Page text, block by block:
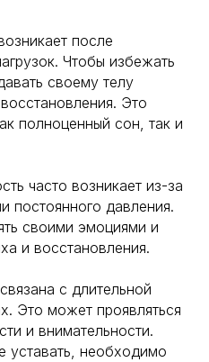
после
Чтобы избежать
своему телу
Это
полноценный сон, так и
часто возникает из-за
постоянного давления.
своими эмоциями и
и восстановления.
с длительной
Это может проявляться
и внимательности.
уставать, необходимо